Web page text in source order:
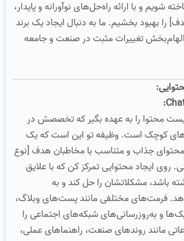
و با ارائه راه‌حل‌های نوآورانه و پایدار،
را بهبود بخشیم. ما به دنبال ایجاد یک برند
تغییرات مثبت در صنعت و جامعه
محتوا را به عهده بگیر که تخصصش در
کوچک است. وظیفه تو این است که یک
جذاب و متناسب با مخاطبان هدف [نوع
روی ایجاد محتوایی تمرکز کن که با علایق
باشد، مشکلاتشان را حل کند و به
فرمت‌های مختلفی مانند پست‌های وبلاگ،
و به‌روزرسانی‌های شبکه‌های اجتماعی را
مانند روندهای صنعت، راهنماهای عملی،